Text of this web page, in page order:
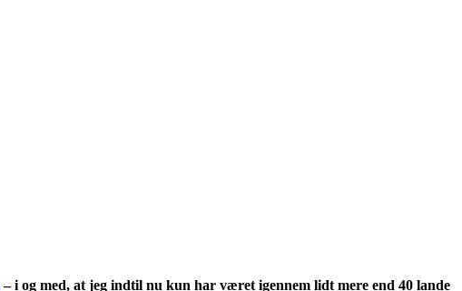
– i og med, at jeg indtil nu kun har været igennem lidt mere end 40 lande